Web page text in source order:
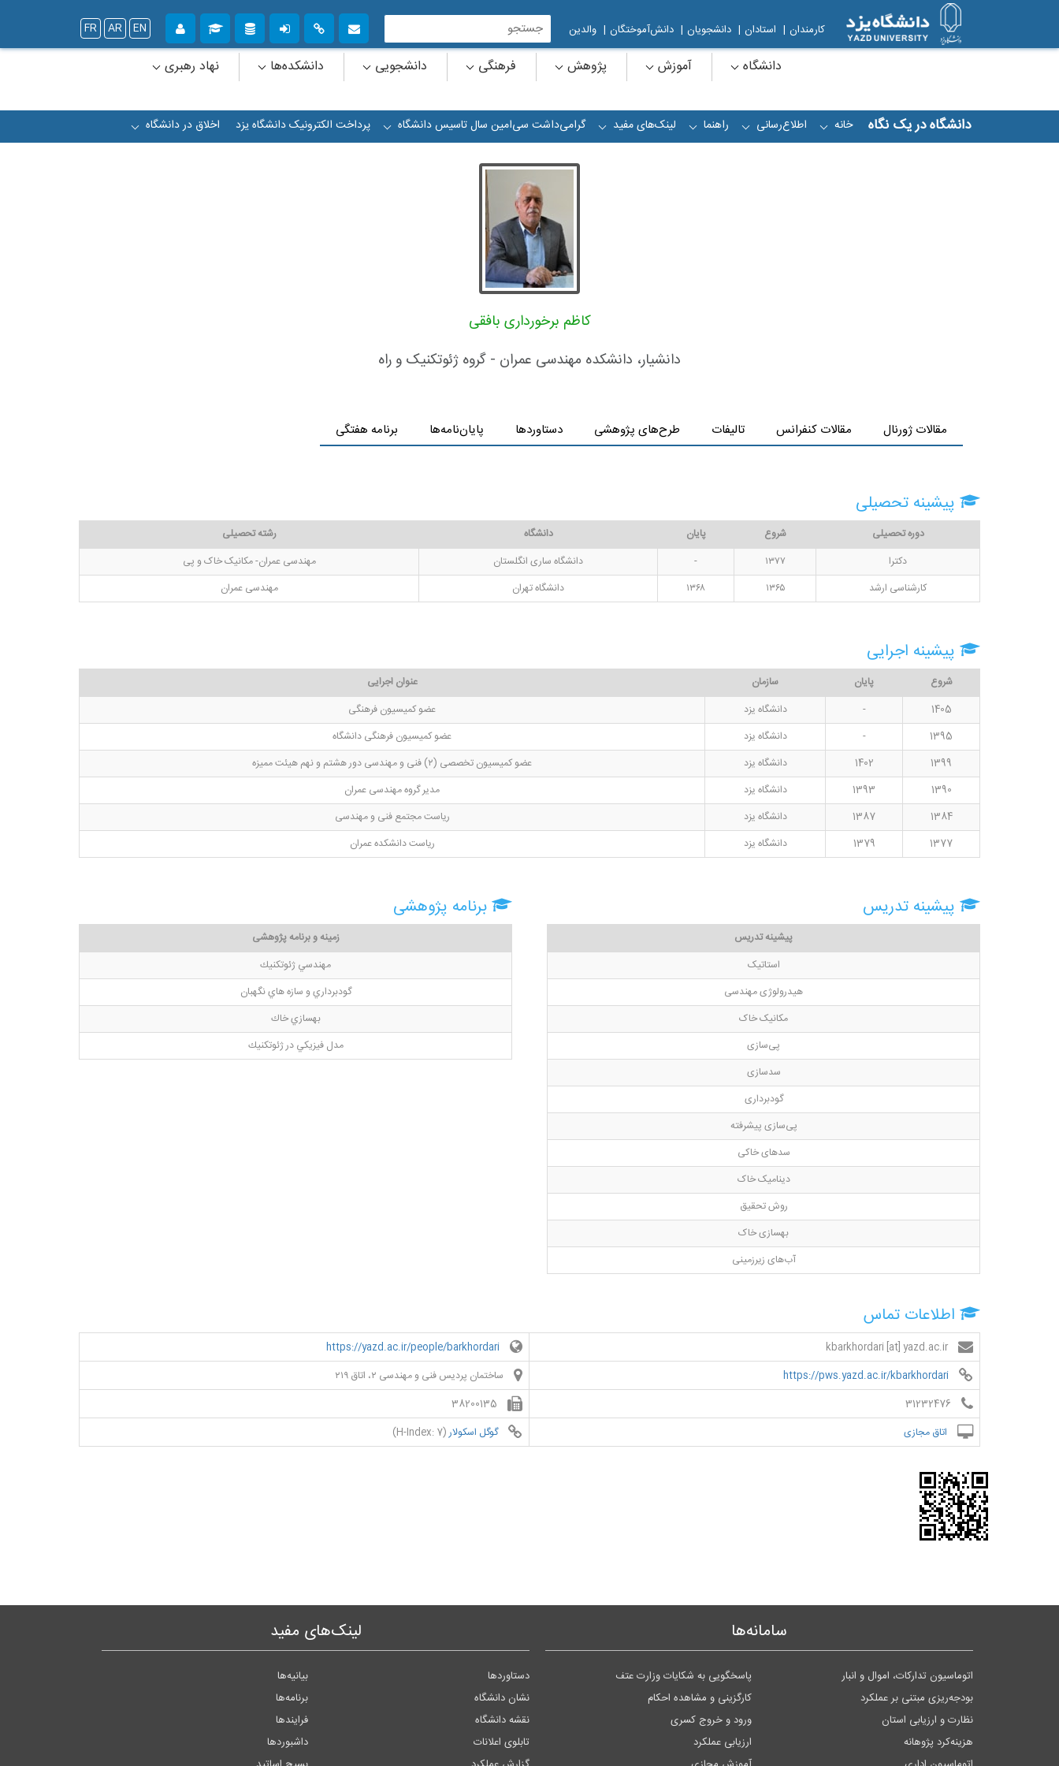
کارمندان | استادان | دانشجویان | دانش‌آموختگان | والدین EN
AR
FR
دانشگاه آموزش پژوهش فرهنگی دانشجویی دانشکده‌ها نهاد رهبری
دانشگاه در یک نگاه + خانه + اطلاع‌رسانی + راهنما + لینک‌های مفید + گرامی‌داشت سی‌امین سال تاسیس دانشگاه پرداخت الکترونیک دانشگاه یزد + اخلاق در دانشگاه
کاظم برخورداری بافقی
دانشیار، دانشکده مهندسی عمران - گروه ژئوتکنیک و راه
مقالات ژورنال مقالات کنفرانس تالیفات طرح‌های پژوهشی دستاوردها پایان‌نامه‌ها برنامه هفتگی
پیشینه تحصیلی
دوره تحصیلی شروع پایان دانشگاه
رشته تحصیلی
دکترا
۱۳۷۷ - دانشگاه ساری انگلستان
مهندسی عمران- مکانیک خاک و پی
کارشناسی ارشد
۱۳۶۵ ۱۳۶۸ دانشگاه تهران مهندسی عمران
پیشینه اجرایی
شروع پایان سازمان
عنوان اجرایی
1405
- دانشگاه یزد
عضو کمیسیون فرهنگی
1395
- دانشگاه یزد
عضو کمیسیون فرهنگی دانشگاه
1399
1402 دانشگاه یزد
عضو کمیسیون تخصصی (۲) فنی و مهندسی دور هشتم و نهم هیئت ممیزه
1390
1393 دانشگاه یزد
مدیر گروه مهندسی عمران
1384
1387 دانشگاه یزد
ریاست مجتمع فنی و مهندسی
1377
1379 دانشگاه یزد ریاست دانشکده عمران
پیشینه تدریس
پیشینه تدریس
استاتیک
هیدرولوژی مهندسی
مکانیک خاک
پی‌سازی
سدسازی
گودبرداری
پی‌سازی پیشرفته
سدهای خاکی
دینامیک خاک
روش تحقیق
بهسازی خاک
آب‌های زیرزمینی
برنامه پژوهشی
زمینه و برنامه پژوهشی
مهندسي ژئوتكنيك
گودبرداري و سازه هاي نگهبان
بهسازي خاك
مدل فيزيكي در ژئوتكنيك
اطلاعات تماس
ساختمان پردیس فنی و مهندسی ۲، اتاق ۲۱۹
31232476
38200135
اتاق مجازی
گوگل اسکولار(H-Index: 7)
سامانه‌ها
اتوماسیون تدارکات، اموال و انبار
پاسخگویی به شکایات وزارت عتف
بودجه‌ریزی مبتنی بر عملکرد
کارگزینی و مشاهده احکام
نظارت و ارزیابی استان
ورود و خروج کسری
هزینه‌کرد پژوهانه
ارزیابی عملکرد
لینک‌های مفید
دستاوردها
بیانیه‌ها
نشان دانشگاه
برنامه‌ها
نقشه دانشگاه
فرایندها
تابلوی اعلانات
داشبوردها